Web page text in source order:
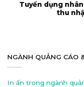
Tuyển dụng
thu
NGÀNH QUẢNG CÁO
In ấn trong ngành